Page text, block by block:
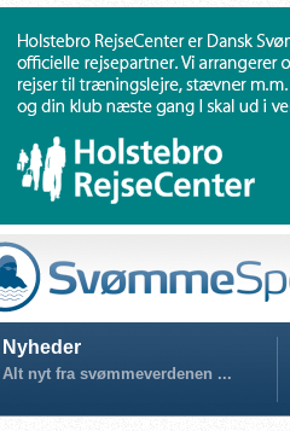
Nyheder
Alt nyt fra svømmeverdenen ...